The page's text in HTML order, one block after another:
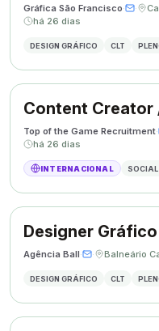
Gráfica São Francisco· ·
há 26 dias
DESIGN GRÁFICO CLT
Content Creator
Top of the Game Recruitment·
há 26 dias
INTERNACIONAL
Designer Gráfico
Agência Ball· ·
DESIGN GRÁFICO CLT